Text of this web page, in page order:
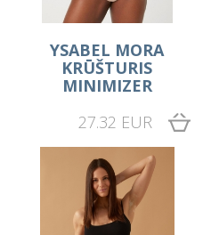
YSABEL MORA
KRŪŠTURIS
MINIMIZER
27.32 EUR